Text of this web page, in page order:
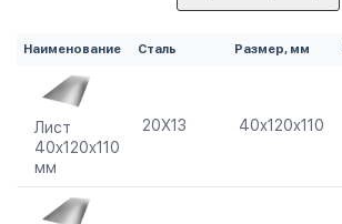
Наименование Сталь Размер, мм
Лист
40х120х110
мм
20Х13 40х120х110